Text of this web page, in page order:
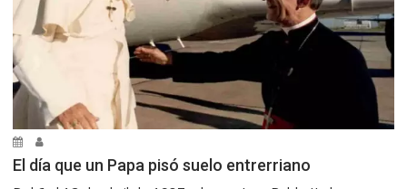
El día que un Papa pisó suelo entrerriano